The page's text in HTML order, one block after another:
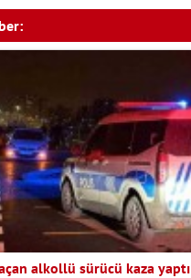
alkollü sürücü kaza yaptı